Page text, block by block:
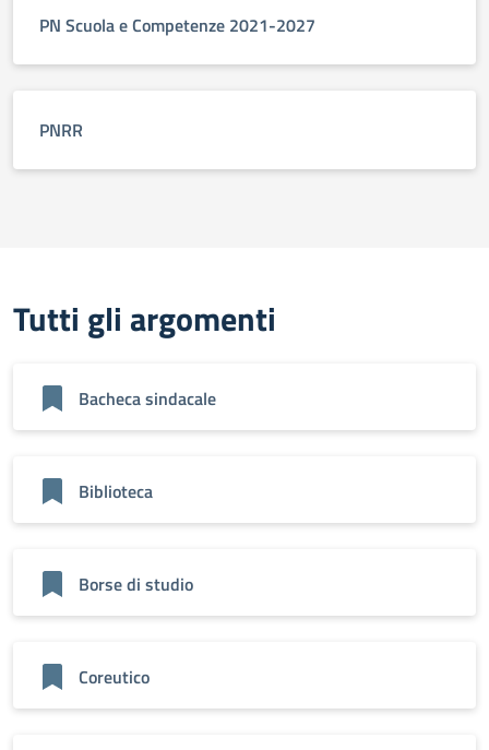
PN Scuola e Competenze 2021-2027
PNRR
Tutti gli argomenti
Bacheca sindacale
Biblioteca
Borse di studio
Coreutico